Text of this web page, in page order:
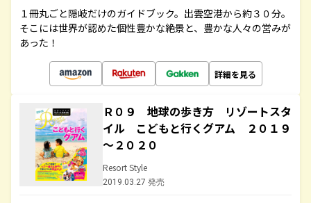
１冊丸ごと隠岐だけのガイドブック。出雲空港から約３０分。
そこには世界が認めた個性豊かな絶景と、豊かな人々の営みが
あった！
詳細を見る
Ｒ０９ 地球の歩き方 リゾートスタ
イル こどもと行くグアム ２０１９
～２０２０
Resort Style
2019.03.27 発売